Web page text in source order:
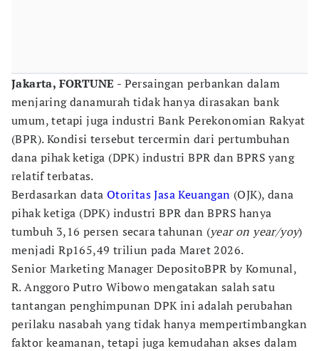
Jakarta, FORTUNE - Persaingan perbankan dalam
menjaring danamurah tidak hanya dirasakan bank
umum, tetapi juga industri Bank Perekonomian Rakyat
(BPR). Kondisi tersebut tercermin dari pertumbuhan
dana pihak ketiga (DPK) industri BPR dan BPRS yang
relatif terbatas.
Berdasarkan data Otoritas Jasa Keuangan (OJK), dana
pihak ketiga (DPK) industri BPR dan BPRS hanya
tumbuh 3,16 persen secara tahunan (year on year/yoy)
menjadi Rp165,49 triliun pada Maret 2026.
Senior Marketing Manager DepositoBPR by Komunal,
R. Anggoro Putro Wibowo mengatakan salah satu
tantangan penghimpunan DPK ini adalah perubahan
perilaku nasabah yang tidak hanya mempertimbangkan
faktor keamanan, tetapi juga kemudahan akses dalam